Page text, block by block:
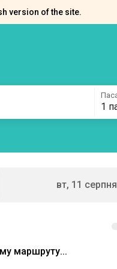
version of the site.
вт, 11 серпня
маршруту...